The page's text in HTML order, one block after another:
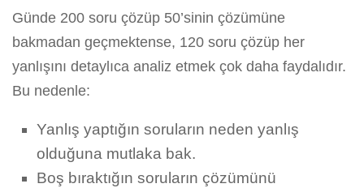
Günde 200 soru çözüp 50’sinin çözümüne
bakmadan geçmektense, 120 soru çözüp her
yanlışını detaylıca analiz etmek çok daha faydalıdır.
Bu nedenle:
Yanlış yaptığın soruların neden yanlış
olduğuna mutlaka bak.
Boş bıraktığın soruların çözümünü